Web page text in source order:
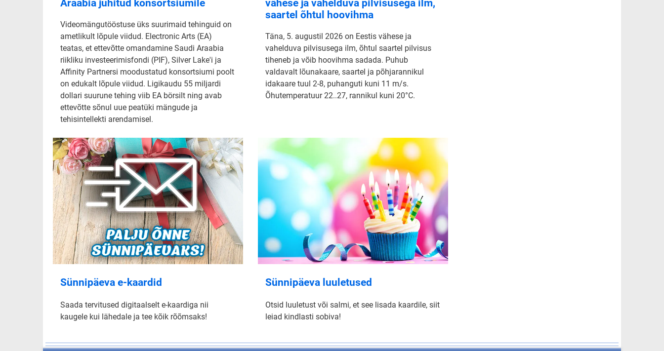
Araabia juhitud konsortsiumile
Videomängutööstuse üks suurimaid tehinguid on
ametlikult lõpule viidud. Electronic Arts (EA)
teatas, et ettevõtte omandamine Saudi Araabia
riikliku investeerimisfondi (PIF), Silver Lake'i ja
Affinity Partnersi moodustatud konsortsiumi poolt
on edukalt lõpule viidud. Ligikaudu 55 miljardi
dollari suurune tehing viib EA börsilt ning avab
ettevõtte sõnul uue peatüki mängude ja
tehisintellekti arendamisel.
vähese ja vahelduva pilvisusega ilm,
saartel õhtul hoovihma
Täna, 5. augustil 2026 on Eestis vähese ja
vahelduva pilvisusega ilm, õhtul saartel pilvisus
tiheneb ja võib hoovihma sadada. Puhub
valdavalt lõunakaare, saartel ja põhjarannikul
idakaare tuul 2-8, puhanguti kuni 11 m/s.
Õhutemperatuur 22..27, rannikul kuni 20°C.
Sünnipäeva e-kaardid
Saada tervitused digitaalselt e-kaardiga nii
kaugele kui lähedale ja tee kõik rõõmsaks!
Sünnipäeva luuletused
Otsid luuletust või salmi, et see lisada kaardile, siit
leiad kindlasti sobiva!